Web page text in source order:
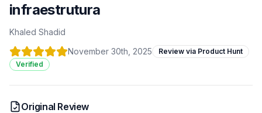
infraestrutura
Khaled Shadid
November 30th, 2025
Review via Product Hunt
Verified
Original Review